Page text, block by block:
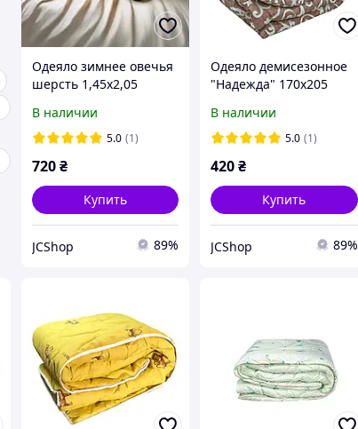
Одеяло зимнее овечья
шерсть 1,45x2,05
В наличии
5.0 (1)
720₴
Купить
JCShop 89%
Одеяло демисезонное
"Надежда" 170х205
В наличии
5.0 (1)
420₴
Купить
JCShop 89%